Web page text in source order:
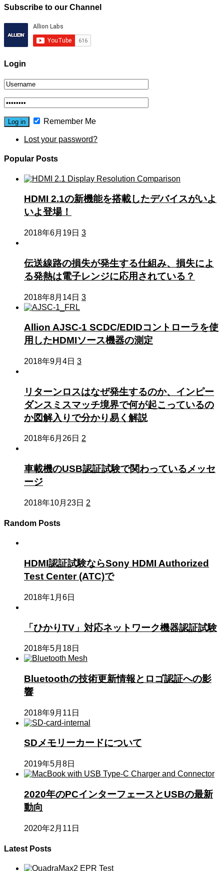
Subscribe to our Channel
Login
Remember Me
Lost your password?
Popular Posts
HDMI 2.1の新機能を搭載したデバイスがいよ
いよ登場！
2018年6月19日 3
伝送線路の損失が発生する仕組み、損失によ
る発熱は電子レンジに応用されている？
2018年8月14日 3
Allion AJSC-1 SCDC/EDIDコントローラを使
用したHDMIソース機器の測定
2018年9月4日 3
リターンロスはなぜ発生するのか、インピー
ダンスミスマッチ境界で何が起こっているの
か図解入りで分かり易く解説
2018年6月26日 2
車載機のUSB認証試験で関わっているメッセ
ージ
2018年10月23日 2
Random Posts
HDMI認証試験ならSony HDMI Authorized
Test Center (ATC)で
2018年1月6日
「ひかりTV」対応ネットワーク機器認証試験
2018年5月18日
Bluetoothの技術更新情報とロゴ認証への影
響
2018年9月11日
SDメモリーカードについて
2019年5月8日
2020年のPCインターフェースとUSBの最新
動向
2020年2月11日
Latest Posts